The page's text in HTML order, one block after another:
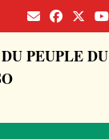
PEUPLE DU